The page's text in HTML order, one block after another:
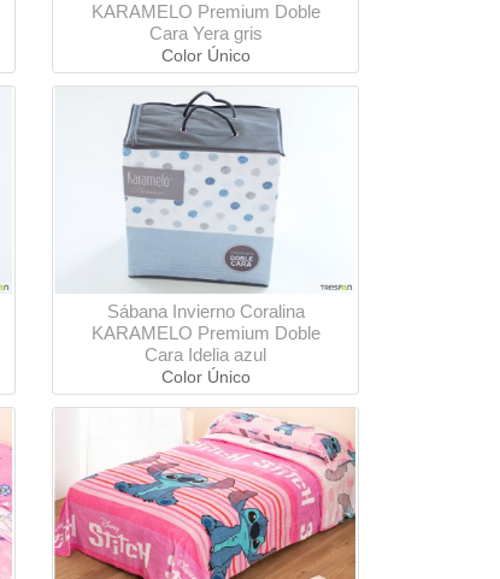
KARAMELO Premium Doble
Cara Yera gris
Color Único
Sábana Invierno Coralina
KARAMELO Premium Doble
Cara Idelia azul
Color Único